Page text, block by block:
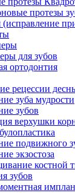
протезы
для зубов
ортодонтия
рецессии
зуба мудрости
зубов
верхушки
подвижного
экзостоза
костной
зубов